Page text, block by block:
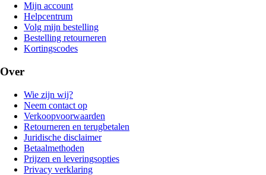
Mijn account
Helpcentrum
Volg mijn bestelling
Bestelling retourneren
Kortingscodes
Over
Wie zijn wij?
Neem contact op
Verkoopvoorwaarden
Retourneren en terugbetalen
Juridische disclaimer
Betaalmethoden
Prijzen en leveringsopties
Privacy verklaring